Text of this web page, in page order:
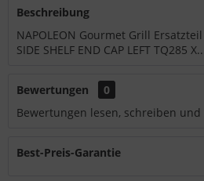
Beschreibung
NAPOLEON Gourmet Grill
SIDE SHELF END CAP LEFT TQ285
Bewertungen
0
Bewertungen lesen, schreiben
Best-Preis-Garantie